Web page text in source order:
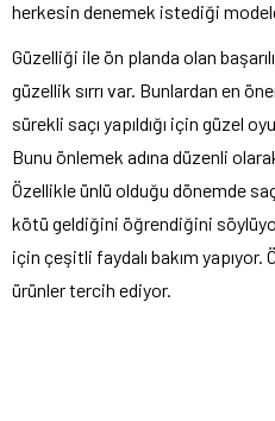
herkesin denemek istediği
Güzelliği ile ön planda olan
güzellik sırrı var. Bunlardan en
sürekli saçı yapıldığı için güzel
Bunu önlemek adına düzenli
Özellikle ünlü olduğu dönemde
kötü geldiğini öğrendiğini
için çeşitli faydalı bakım yapıyor.
ürünler tercih ediyor.